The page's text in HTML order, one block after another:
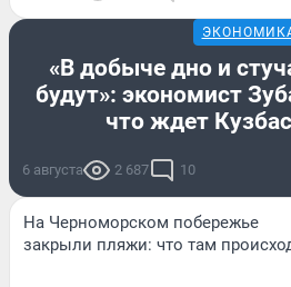
«В добыче дно и
будут»: экономист
что ждет
6 августа 2 687 10
На Черноморском побережье
закрыли пляжи: что там